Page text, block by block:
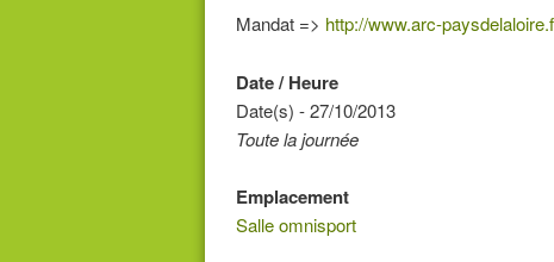
Mandat => http://www.arc-
Date / Heure
Date(s) - 27/10/2013
Toute la journée
Emplacement
Salle omnisport